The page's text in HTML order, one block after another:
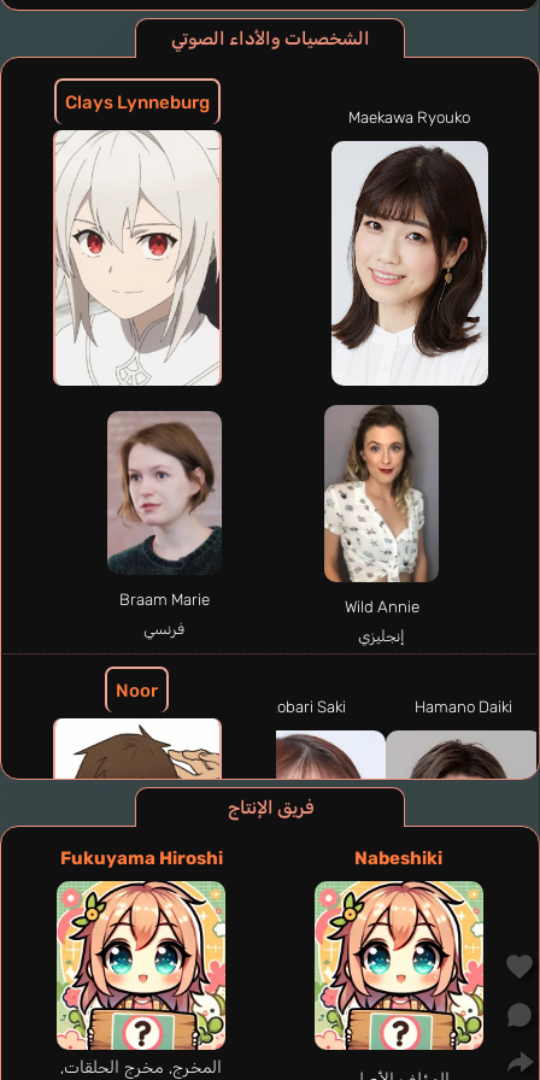
فريق الإنتاج
Nabeshiki
Fukuyama Hiroshi
المخرج, مخرج الحلقات,
الشخصيات والأداء الصوتي
Clays Lynneburg
Maekawa Ryouko
Wild Annie
إنجليزي
Braam Marie
فرنسي
Noor
Hamano Daiki
Kobari Saki